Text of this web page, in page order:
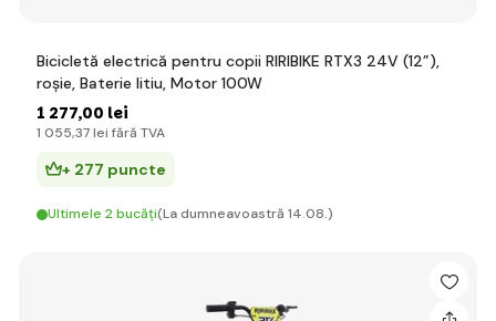
Bicicletă electrică pentru copii RIRIBIKE RTX3 24V (12”),
roșie, Baterie litiu, Motor 100W
1 277,00 lei
1 055,37 lei fără TVA
+ 277 puncte
Ultimele 2 bucăți(La dumneavoastră 14.08.)